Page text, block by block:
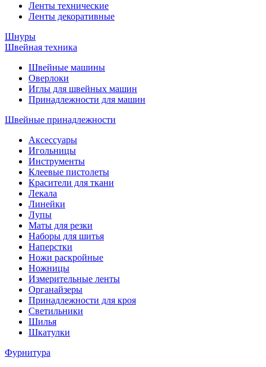
Ленты технические
Ленты декоративные
Шнуры
Швейная техника
Швейные машины
Оверлоки
Иглы для швейных машин
Принадлежности для машин
Швейные принадлежности
Аксессуары
Игольницы
Инструменты
Клеевые пистолеты
Красители для ткани
Лекала
Линейки
Лупы
Маты для резки
Наборы для шитья
Наперстки
Ножи раскройные
Ножницы
Измерительные ленты
Органайзеры
Принадлежности для кроя
Светильники
Шилья
Шкатулки
Фурнитура